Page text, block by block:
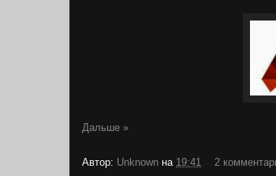
Дальше »
Автор: Unknown на 19:41
2